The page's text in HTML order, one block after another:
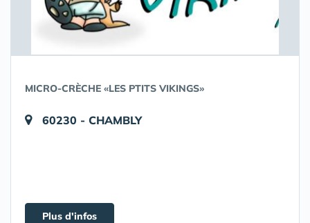
MICRO-CRÈCHE «LES PTITS VIKINGS»
60230 - CHAMBLY
Plus d'infos